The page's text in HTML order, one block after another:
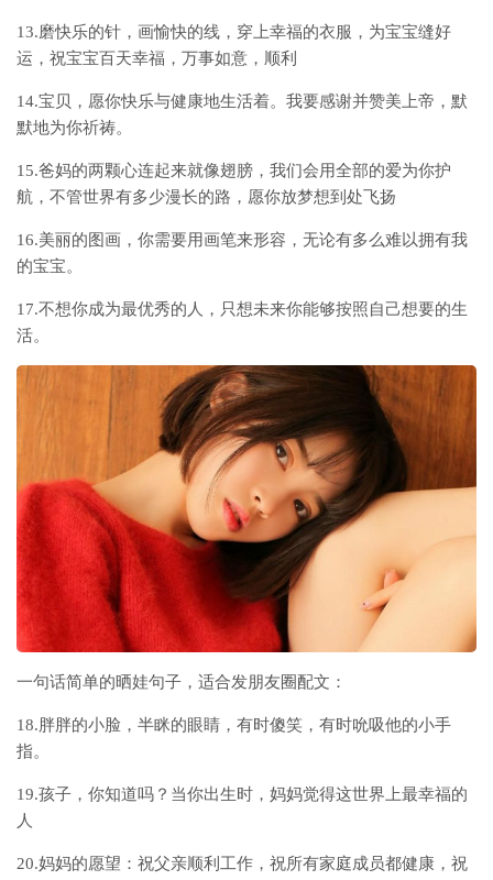
13.磨快乐的针，画愉快的线，穿上幸福的衣服，为宝宝缝好
运，祝宝宝百天幸福，万事如意，顺利
14.宝贝，愿你快乐与健康地生活着。我要感谢并赞美上帝，默
默地为你祈祷。
15.爸妈的两颗心连起来就像翅膀，我们会用全部的爱为你护
航，不管世界有多少漫长的路，愿你放梦想到处飞扬
16.美丽的图画，你需要用画笔来形容，无论有多么难以拥有我
的宝宝。
17.不想你成为最优秀的人，只想未来你能够按照自己想要的生
活。
一句话简单的晒娃句子，适合发朋友圈配文：
18.胖胖的小脸，半眯的眼睛，有时傻笑，有时吮吸他的小手
指。
19.孩子，你知道吗？当你出生时，妈妈觉得这世界上最幸福的
人
20.妈妈的愿望：祝父亲顺利工作，祝所有家庭成员都健康，祝